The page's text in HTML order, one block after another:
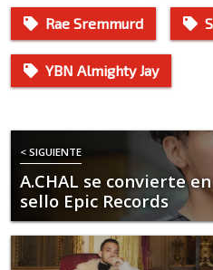
Rae Sremmurd
YBN Almighty Jay
< SIGUIENTE
A.CHAL se convierte
sello Epic Records